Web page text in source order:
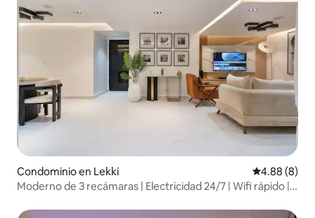
Condominio en Lekki Calificación
4.88 (8)
Moderno de 3 recámaras | Electricidad 24/7 | Wifi rápido |